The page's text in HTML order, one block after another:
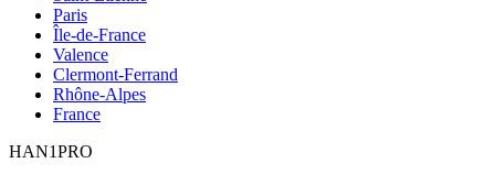
Paris
Île-de-France
Valence
Clermont-Ferrand
Rhône-Alpes
France
HAN1PRO